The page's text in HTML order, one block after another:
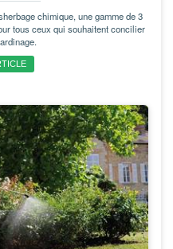
chimique, une gamme de 3
tous ceux qui souhaitent concilier